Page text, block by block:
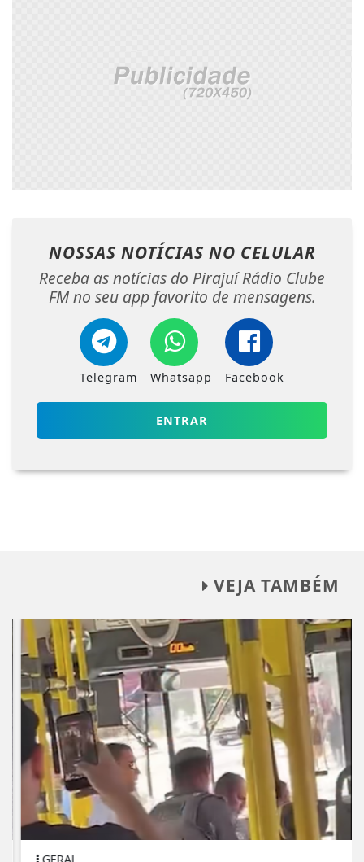
NOSSAS NOTÍCIAS NO CELULAR
Receba as notícias do Pirajuí Rádio Clube
FM no seu app favorito de mensagens.
Telegram Whatsapp Facebook
ENTRAR
VEJA TAMBÉM